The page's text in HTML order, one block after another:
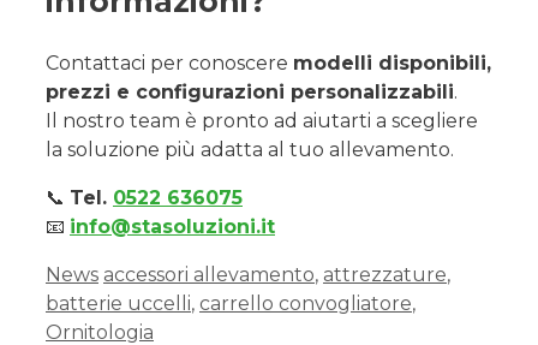
Contattaci per conoscere modelli disponibili,
prezzi e configurazioni personalizzabili.
Il nostro team è pronto ad aiutarti a scegliere
la soluzione più adatta al tuo allevamento.
📞 Tel. 0522 636075
📧 info@stasoluzioni.it
News accessori allevamento, attrezzature,
batterie uccelli, carrello convogliatore,
Ornitologia